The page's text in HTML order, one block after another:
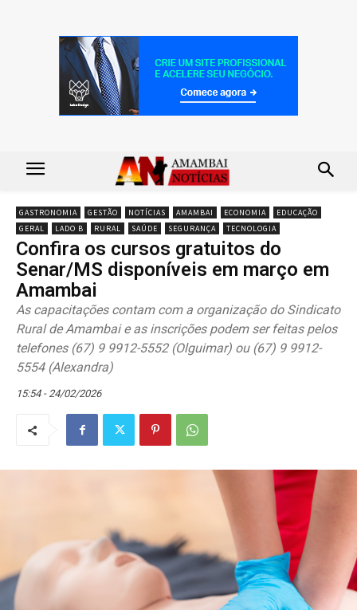
GASTRONOMIA GESTÃO NOTÍCIAS AMAMBAI ECONOMIA
EDUCAÇÃO
GERAL
LADO B RURAL SAÚDE SEGURANÇA TECNOLOGIA
Confira os cursos gratuitos do
Senar/MS disponíveis em março em
Amambai
As capacitações contam com a organização do Sindicato
Rural de Amambai e as inscrições podem ser feitas pelos
telefones (67) 9 9912-5552 (Olguimar) ou (67) 9 9912-
5554 (Alexandra)
15:54 - 24/02/2026